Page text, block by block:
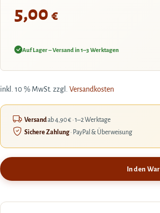
5,00 €
Auf Lager – Versand in 1–3 Werktagen
inkl. 10 % MwSt. zzgl. Versandkosten
Versandab 4,90 € · 1–2 Werktage
Sichere Zahlung· PayPal & Überweisung
In den